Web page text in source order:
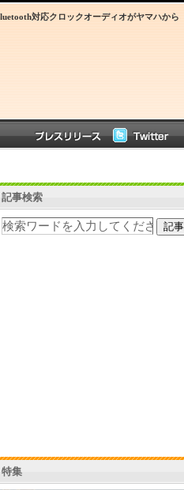
対応クロックオーディオがヤマハから
記事検索
特集